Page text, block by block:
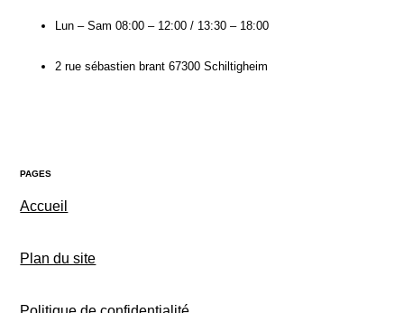
Lun – Sam 08:00 – 12:00 / 13:30 – 18:00
2 rue sébastien brant 67300 Schiltigheim
PAGES
Accueil
Plan du site